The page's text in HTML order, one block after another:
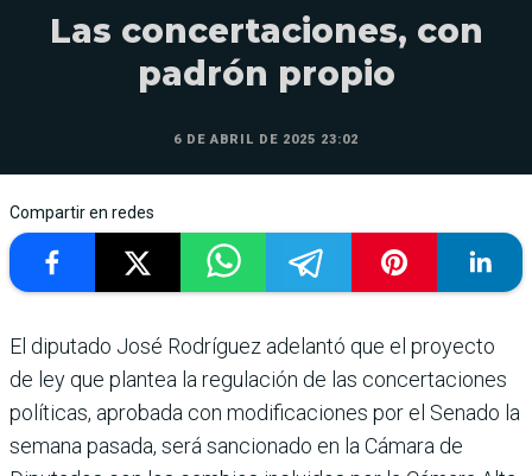
Las concertaciones, con
padrón propio
6 DE ABRIL DE 2025 23:02
Compartir en redes
El diputado José Rodríguez adelantó que el proyecto
de ley que plantea la regulación de las concertaciones
políticas, apro­bada con modificaciones por el Senado la
semana pasada, será sancionado en la Cámara de